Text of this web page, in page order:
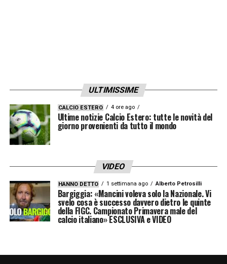
ULTIMISSIME
CALCIO ESTERO 4 ore ago
Ultime notizie Calcio Estero: tutte le novità del
giorno provenienti da tutto il mondo
VIDEO
HANNO DETTO 1 settimana ago Alberto Petrosilli
Bargiggia: «Mancini voleva solo la Nazionale. Vi
svelo cosa è successo davvero dietro le quinte
della FIGC. Campionato Primavera male del
calcio italiano» ESCLUSIVA e VIDEO